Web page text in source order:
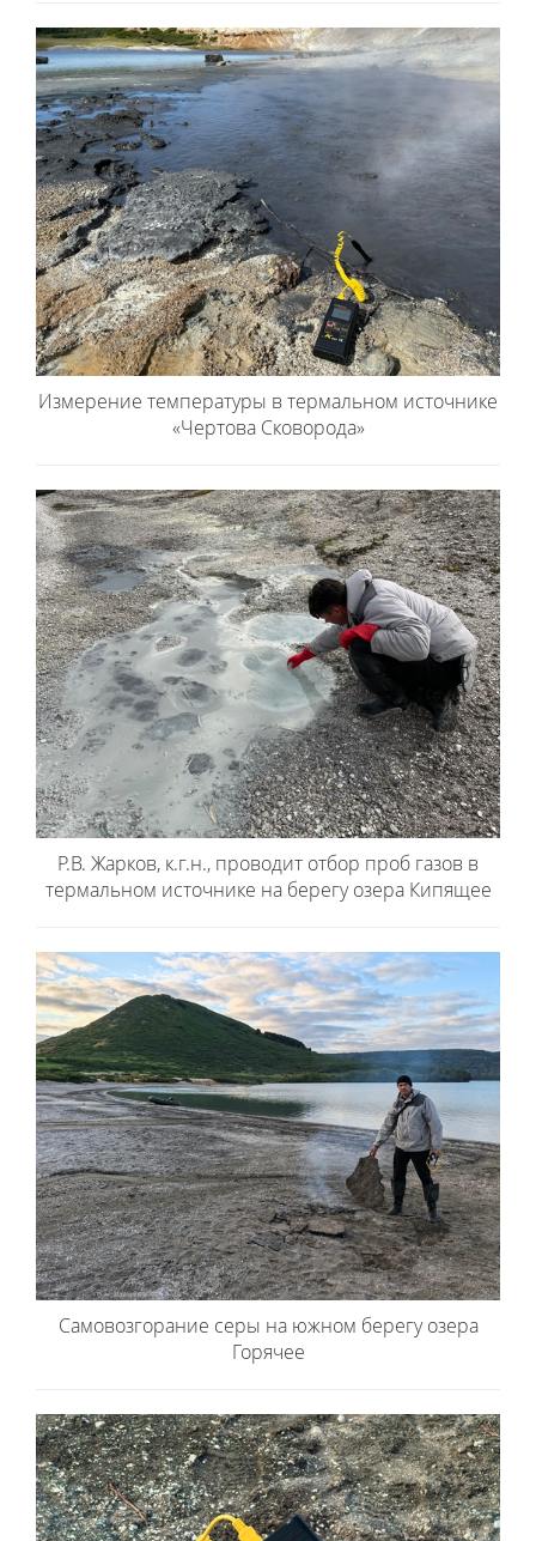
Измерение температуры в термальном источнике
«Чертова Сковорода»
Р.В. Жарков, к.г.н., проводит отбор проб газов в
термальном источнике на берегу озера Кипящее
Самовозгорание серы на южном берегу озера
Горячее